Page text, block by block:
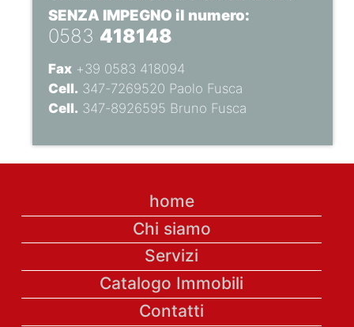
SENZA IMPEGNO il numero:
0583 418148
Fax+39 0583 418094
Cell. 347-7269520 Paolo Fusca
Cell. 347-8926595 Bruno Fusca
home
Chi siamo
Servizi
Catalogo Immobili
Contatti